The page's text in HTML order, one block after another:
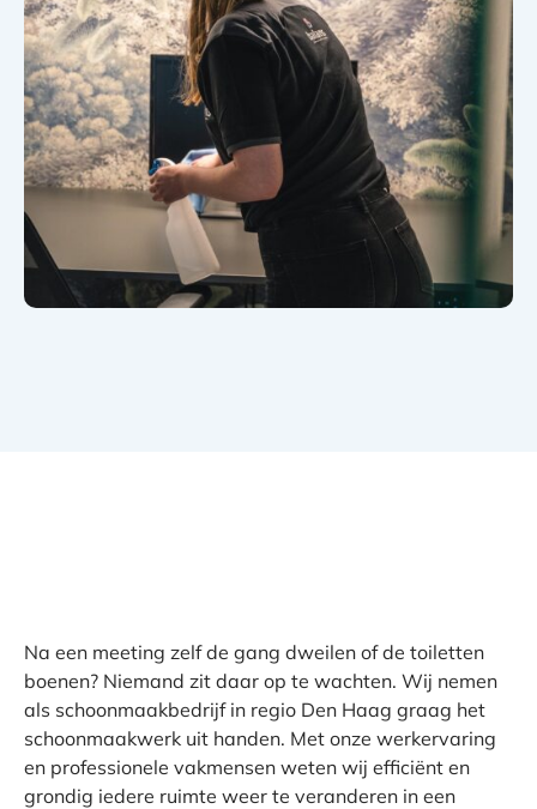
Na een meeting zelf de gang dweilen of de toiletten
boenen? Niemand zit daar op te wachten. Wij nemen
als schoonmaakbedrijf in regio Den Haag graag het
schoonmaakwerk uit handen. Met onze werkervaring
en professionele vakmensen weten wij efficiënt en
grondig iedere ruimte weer te veranderen in een